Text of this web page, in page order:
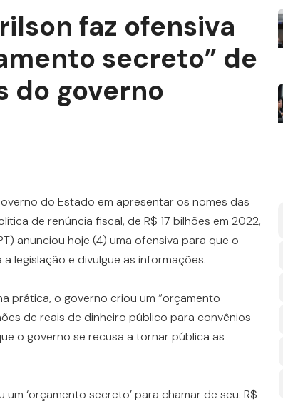
faz ofensiva
secreto” de
do governo
do Estado em apresentar os nomes das
de renúncia fiscal, de R$ 17 bilhões em 2022,
anunciou hoje (4) uma ofensiva para que o
legislação e divulgue as informações.
prática, o governo criou um “orçamento
de reais de dinheiro público para convênios
o governo se recusa a tornar pública as
‘orçamento secreto’ para chamar de seu. R$